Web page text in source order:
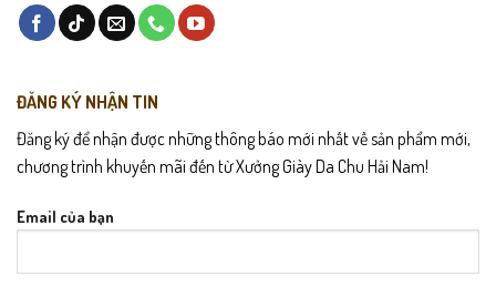
ĐĂNG KÝ NHẬN TIN
Đăng ký để nhận được những thông báo mới nhất về sản phẩm mới,
chương trình khuyến mãi đến từ Xưởng Giày Da Chu Hải Nam!
Email của bạn